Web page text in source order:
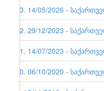
13. 14/05/2026 -
12. 29/12/2023 -
11. 14/07/2023 -
10. 06/10/2020 -